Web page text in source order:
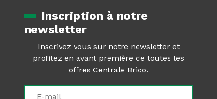
Inscription à notre
newsletter
Inscrivez vous sur notre newsletter et
profitez en avant première de toutes les
offres Centrale Brico.